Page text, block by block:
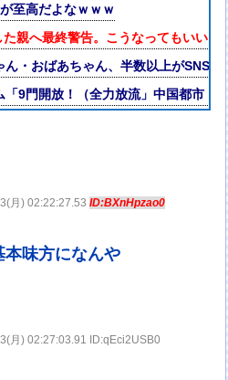
至高だよなｗｗｗ
親へ最終警告。こうなってもいい？
ん・おばあちゃん、半数以上がSNS
「9門開放！（全力放流」中国都市
月) 02:22:27.53ID:BXnHpzao0
本味方になんや
月) 02:27:03.91 ID:qEci2USB0